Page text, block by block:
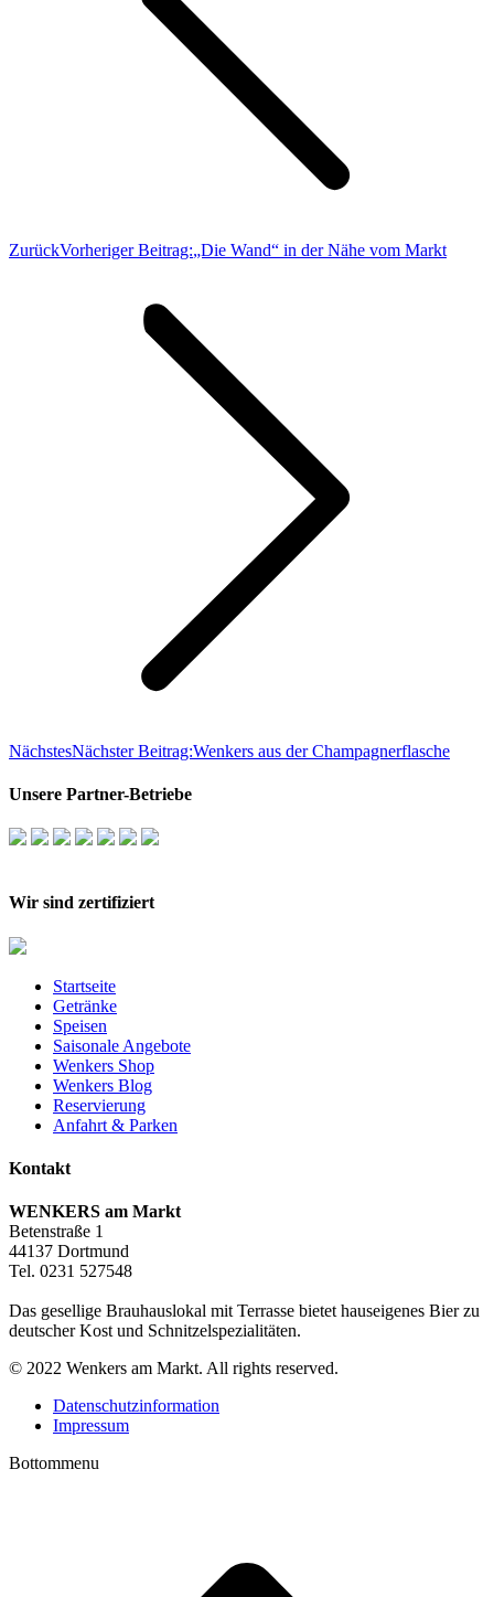
ZurückVorheriger Beitrag:„Die Wand“ in der Nähe vom Markt
NächstesNächster Beitrag:Wenkers aus der Champagnerflasche
Unsere Partner-Betriebe
Wir sind zertifiziert
Startseite
Getränke
Speisen
Saisonale Angebote
Wenkers Shop
Wenkers Blog
Reservierung
Anfahrt & Parken
Kontakt
WENKERS am Markt
Betenstraße 1
44137 Dortmund
Tel. 0231 527548
Das gesellige Brauhauslokal mit Terrasse bietet hauseigenes Bier zu
deutscher Kost und Schnitzelspezialitäten.
© 2022 Wenkers am Markt. All rights reserved.
Datenschutzinformation
Impressum
Bottommenu